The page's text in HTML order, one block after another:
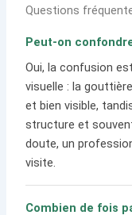
Questions
Peut-on
Oui, la confusion
visuelle : la
et bien visible,
structure et
doute, un
visite.
Combien de fois